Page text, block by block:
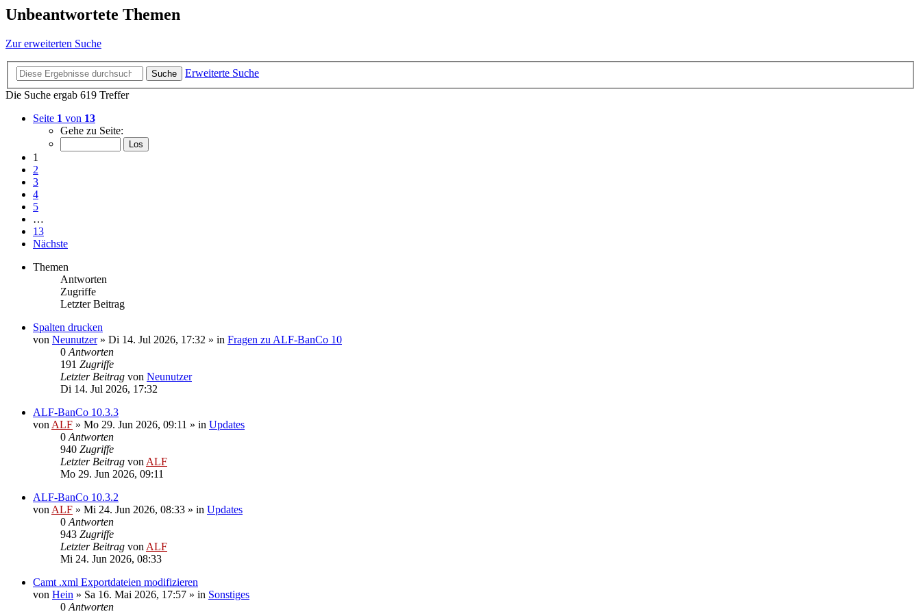
Unbeantwortete Themen
Zur erweiterten Suche
Suche
Erweiterte Suche
Die Suche ergab 619 Treffer
Seite 1 von 13
Gehe zu Seite:
1
2
3
4
5
…
13
Nächste
Themen
Antworten
Zugriffe
Letzter Beitrag
Spalten drucken
von Neunutzer» Di 14. Jul 2026, 17:32 » in Fragen zu ALF-BanCo 10
0 Antworten
191 Zugriffe
Letzter Beitrag von Neunutzer
Di 14. Jul 2026, 17:32
ALF-BanCo 10.3.3
von ALF » Mo 29. Jun 2026, 09:11 » in Updates
0 Antworten
940 Zugriffe
Letzter Beitrag von ALF
Mo 29. Jun 2026, 09:11
ALF-BanCo 10.3.2
von ALF » Mi 24. Jun 2026, 08:33 » in Updates
0 Antworten
943 Zugriffe
Letzter Beitrag von ALF
Mi 24. Jun 2026, 08:33
Camt .xml Exportdateien modifizieren
von Hein » Sa 16. Mai 2026, 17:57 » in Sonstiges
0 Antworten